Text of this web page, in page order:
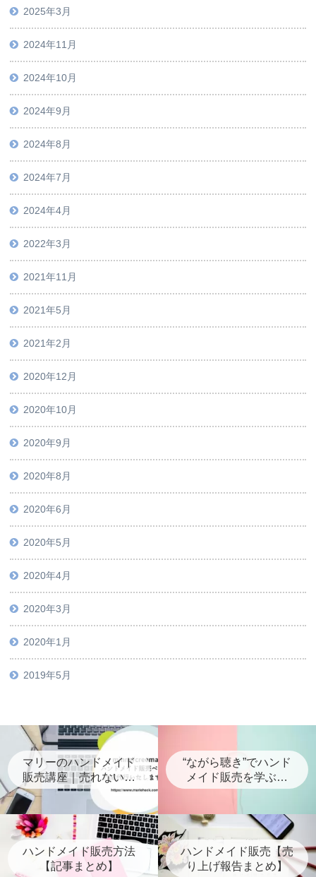
2025年3月
2024年11月
2024年10月
2024年9月
2024年8月
2024年7月
2024年4月
2022年3月
2021年11月
2021年5月
2021年2月
2020年12月
2020年10月
2020年9月
2020年8月
2020年6月
2020年5月
2020年4月
2020年3月
2020年1月
2019年5月
マリーのハンドメイド
販売講座｜売れないを
抜け出すための講座・
代行・個人コンサル案
内
“ながら聴き”でハンド
メイド販売を学ぶ！
【音声版マリーハッ
ハンドメイド販売方法
【記事まとめ】
ハンドメイド販売【売
り上げ報告まとめ】